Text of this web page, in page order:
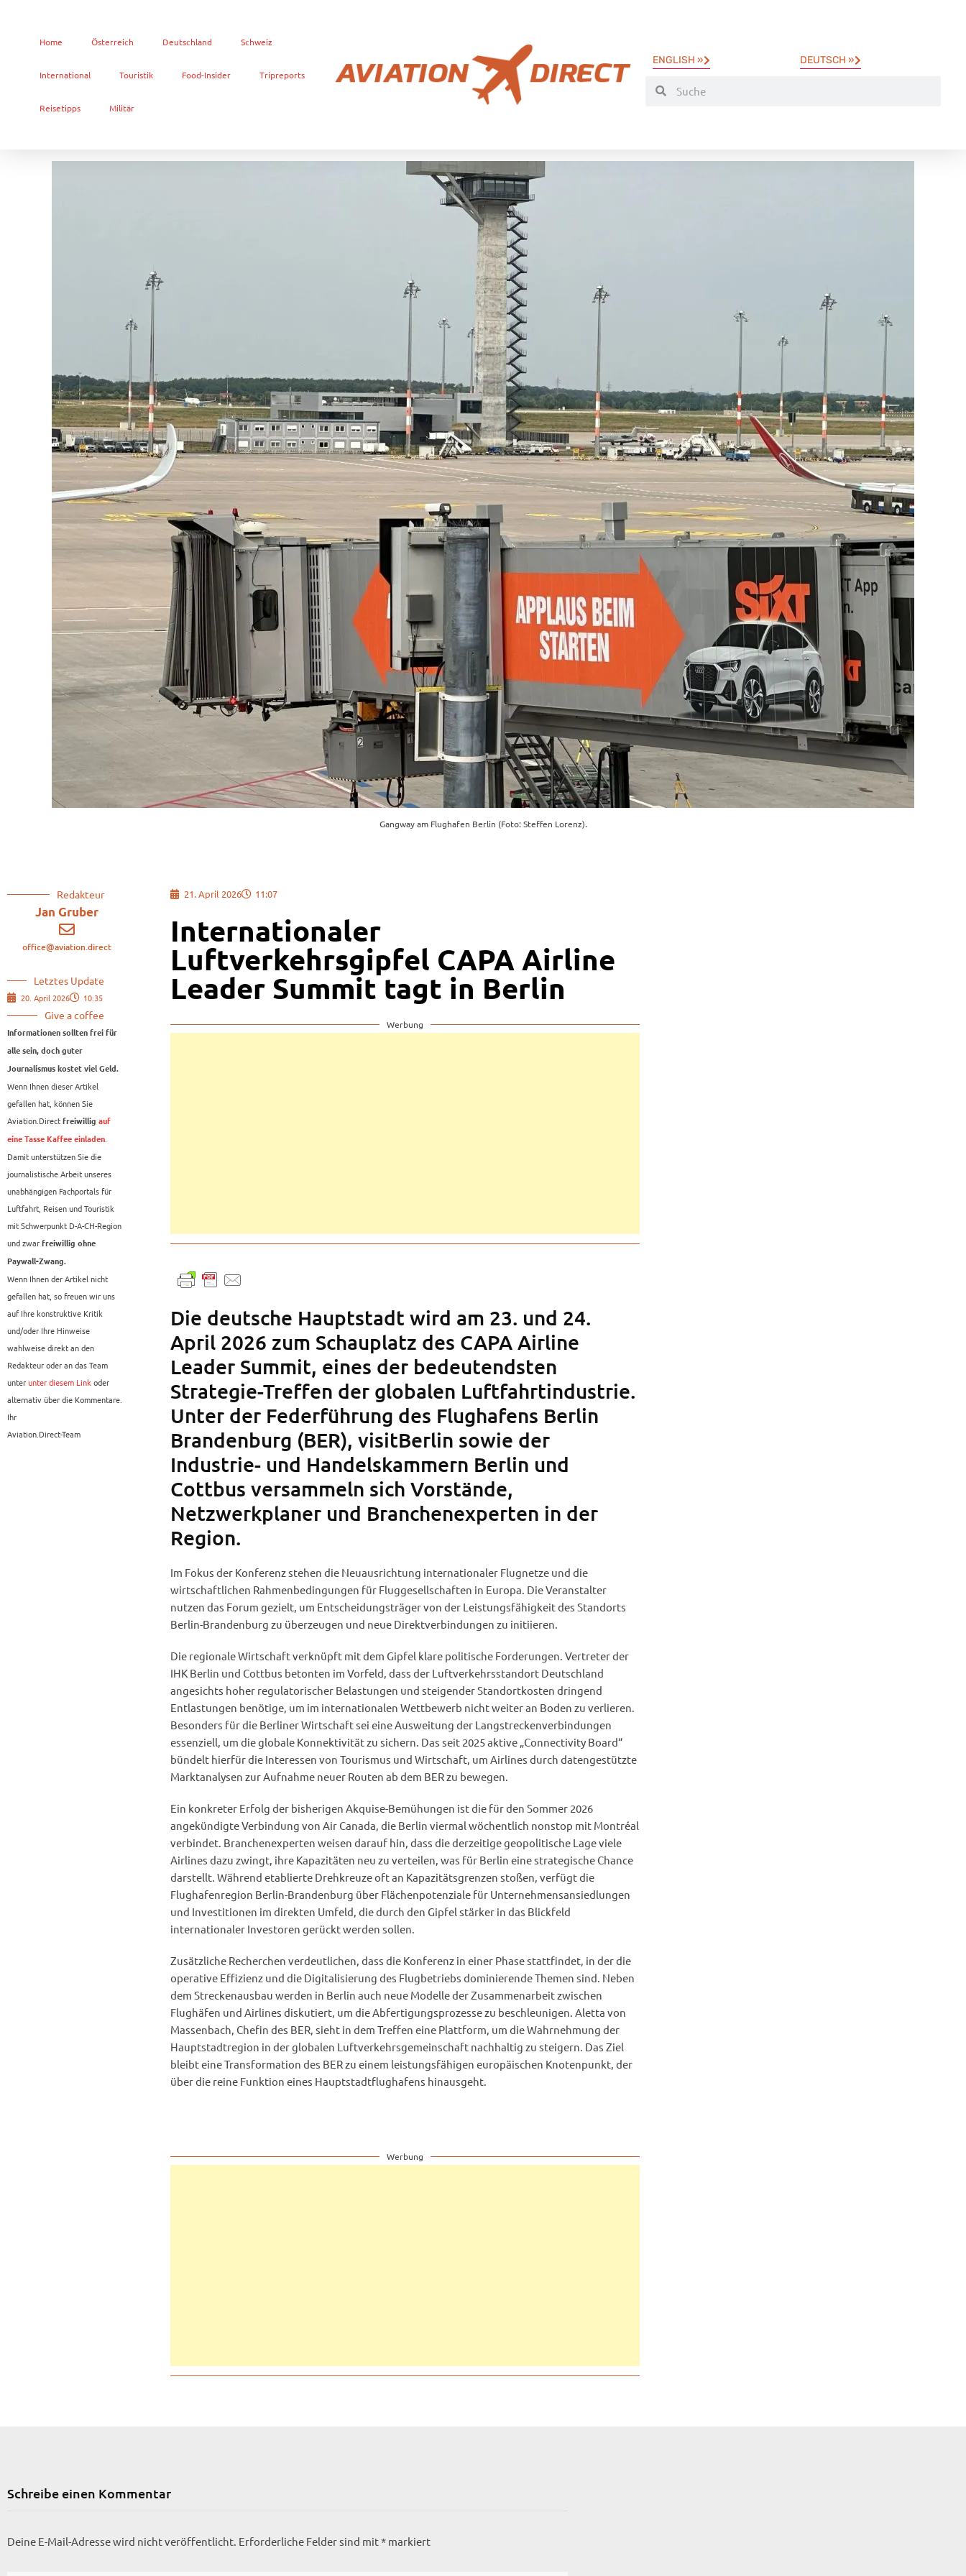
Home Österreich Deutschland Schweiz
International Touristik Food-Insider Tripreports
Reisetipps Militär
ENGLISH » DEUTSCH »
Gangway am Flughafen Berlin (Foto: Steffen Lorenz).
Redakteur
Jan Gruber
office@aviation.direct
Letztes Update
20. April 2026 10:35
Give a coffee
Informationen sollten frei für
alle sein, doch guter
Journalismus kostet viel Geld.
Wenn Ihnen dieser Artikel
gefallen hat, können Sie
Aviation.Direct freiwillig auf
eine Tasse Kaffee einladen.
Damit unterstützen Sie die
journalistische Arbeit unseres
unabhängigen Fachportals für
Luftfahrt, Reisen und Touristik
mit Schwerpunkt D-A-CH-Region
und zwar freiwillig ohne
Paywall-Zwang.
Wenn Ihnen der Artikel nicht
gefallen hat, so freuen wir uns
auf Ihre konstruktive Kritik
und/oder Ihre Hinweise
wahlweise direkt an den
Redakteur oder an das Team
unterunter diesem Linkoder
alternativ über die Kommentare.
Ihr
Aviation.Direct-Team
21. April 2026 11:07
Internationaler
Luftverkehrsgipfel CAPA Airline
Leader Summit tagt in Berlin
Werbung
Die deutsche Hauptstadt wird am 23. und 24.
April 2026 zum Schauplatz des CAPA Airline
Leader Summit, eines der bedeutendsten
Strategie-Treffen der globalen Luftfahrtindustrie.
Unter der Federführung des Flughafens Berlin
Brandenburg (BER), visitBerlin sowie der
Industrie- und Handelskammern Berlin und
Cottbus versammeln sich Vorstände,
Netzwerkplaner und Branchenexperten in der
Region.
Im Fokus der Konferenz stehen die Neuausrichtung internationaler Flugnetze und die
wirtschaftlichen Rahmenbedingungen für Fluggesellschaften in Europa. Die Veranstalter
nutzen das Forum gezielt, um Entscheidungsträger von der Leistungsfähigkeit des Standorts
Berlin-Brandenburg zu überzeugen und neue Direktverbindungen zu initiieren.
Die regionale Wirtschaft verknüpft mit dem Gipfel klare politische Forderungen. Vertreter der
IHK Berlin und Cottbus betonten im Vorfeld, dass der Luftverkehrsstandort Deutschland
angesichts hoher regulatorischer Belastungen und steigender Standortkosten dringend
Entlastungen benötige, um im internationalen Wettbewerb nicht weiter an Boden zu verlieren.
Besonders für die Berliner Wirtschaft sei eine Ausweitung der Langstreckenverbindungen
essenziell, um die globale Konnektivität zu sichern. Das seit 2025 aktive „Connectivity Board“
bündelt hierfür die Interessen von Tourismus und Wirtschaft, um Airlines durch datengestützte
Marktanalysen zur Aufnahme neuer Routen ab dem BER zu bewegen.
Ein konkreter Erfolg der bisherigen Akquise-Bemühungen ist die für den Sommer 2026
angekündigte Verbindung von Air Canada, die Berlin viermal wöchentlich nonstop mit Montréal
verbindet. Branchenexperten weisen darauf hin, dass die derzeitige geopolitische Lage viele
Airlines dazu zwingt, ihre Kapazitäten neu zu verteilen, was für Berlin eine strategische Chance
darstellt. Während etablierte Drehkreuze oft an Kapazitätsgrenzen stoßen, verfügt die
Flughafenregion Berlin-Brandenburg über Flächenpotenziale für Unternehmensansiedlungen
und Investitionen im direkten Umfeld, die durch den Gipfel stärker in das Blickfeld
internationaler Investoren gerückt werden sollen.
Zusätzliche Recherchen verdeutlichen, dass die Konferenz in einer Phase stattfindet, in der die
operative Effizienz und die Digitalisierung des Flugbetriebs dominierende Themen sind. Neben
dem Streckenausbau werden in Berlin auch neue Modelle der Zusammenarbeit zwischen
Flughäfen und Airlines diskutiert, um die Abfertigungsprozesse zu beschleunigen. Aletta von
Massenbach, Chefin des BER, sieht in dem Treffen eine Plattform, um die Wahrnehmung der
Hauptstadtregion in der globalen Luftverkehrsgemeinschaft nachhaltig zu steigern. Das Ziel
bleibt eine Transformation des BER zu einem leistungsfähigen europäischen Knotenpunkt, der
über die reine Funktion eines Hauptstadtflughafens hinausgeht.
Werbung
Schreibe einen Kommentar
Deine E-Mail-Adresse wird nicht veröffentlicht. Erforderliche Felder sind mit* markiert